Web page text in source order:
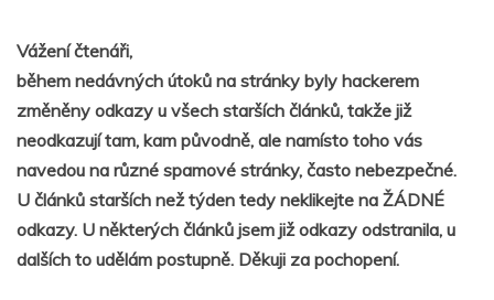
Vážení čtenáři,
během nedávných útoků na stránky byly hackerem
změněny odkazy u všech starších článků, takže již
neodkazují tam, kam původně, ale namísto toho vás
navedou na různé spamové stránky, často nebezpečné.
U článků starších než týden tedy neklikejte na ŽÁDNÉ
odkazy. U některých článků jsem již odkazy odstranila, u
dalších to udělám postupně. Děkuji za pochopení.